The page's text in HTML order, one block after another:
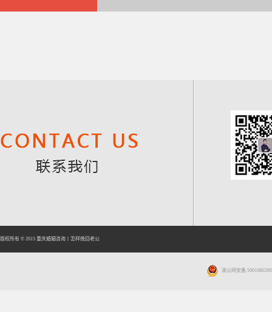
版权所有 © 2015 重庆婚姻咨询 怎样挽回老公
渝公网安备